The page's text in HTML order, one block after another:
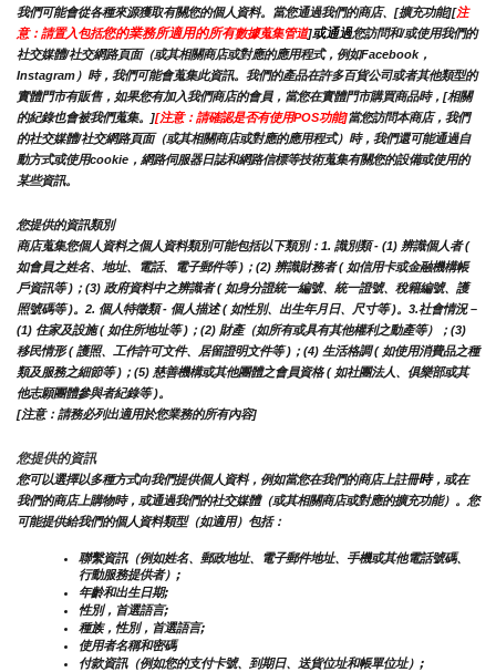
我們可能會從各種來源獲取有關您的個人資料。當您通過我們的商店、[擴充功能][注
意：請置入包括您的業務所適用的所有數據蒐集管道]或通過您訪問和/或使用我們的
社交媒體/社交網路頁面（或其相關商店或對應的應用程式，例如Facebook，
Instagram）時，我們可能會蒐集此資訊。我們的產品在許多百貨公司或者其他類型的
實體門市有販售，如果您有加入我們商店的會員，當您在實體門市購買商品時，[相關
的紀錄也會被我們蒐集。][注意：請確認是否有使用POS功能]當您訪問本商店，我們
的社交媒體/社交網路頁面（或其相關商店或對應的應用程式）時，我們還可能通過自
動方式或使用cookie，網路伺服器日誌和網路信標等技術蒐集有關您的設備或使用的
某些資訊。
您提供的資訊類別
商店蒐集您個人資料之個人資料類別可能包括以下類別：1. 識別類 - (1) 辨識個人者 (
如會員之姓名、地址、電話、電子郵件等 )；(2) 辨識財務者 ( 如信用卡或金融機構帳
戶資訊等 )；(3) 政府資料中之辨識者 ( 如身分證統一編號、統一證號、稅籍編號、護
照號碼等 )。2. 個人特徵類 - 個人描述 ( 如性別、出生年月日、尺寸等 )。3.社會情況 –
(1) 住家及設施 ( 如住所地址等 )；(2) 財產（如所有或具有其他權利之動產等）；(3)
移民情形 ( 護照、工作許可文件、居留證明文件等 )；(4) 生活格調 ( 如使用消費品之種
類及服務之細節等 )；(5) 慈善機構或其他團體之會員資格 ( 如社團法人、俱樂部或其
他志願團體參與者紀錄等 )。
[注意：請務必列出適用於您業務的所有內容]
您提供的資訊
您可以選擇以多種方式向我們提供個人資料，例如當您在我們的商店上註冊時，或在
我們的商店上購物時，或通過我們的社交媒體（或其相關商店或對應的擴充功能）。您
可能提供給我們的個人資料類型（如適用）包括：
聯繫資訊（例如姓名、郵政地址、電子郵件地址、手機或其他電話號碼、
行動服務提供者）;
年齡和出生日期;
性別，首選語言;
種族，性別，首選語言;
使用者名稱和密碼
付款資訊（例如您的支付卡號、到期日、送貨位址和帳單位址）;